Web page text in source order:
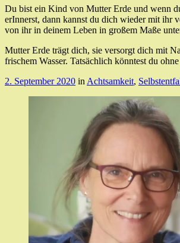
Du bist ein Kind von Mutter Erde und wenn
erInnerst, dann kannst du dich wieder mit ihr
von ihr in deinem Leben in großem Maße
Mutter Erde trägt dich, sie versorgt dich mit
frischem Wasser. Tatsächlich könntest du
2. September 2020 in Achtsamkeit,